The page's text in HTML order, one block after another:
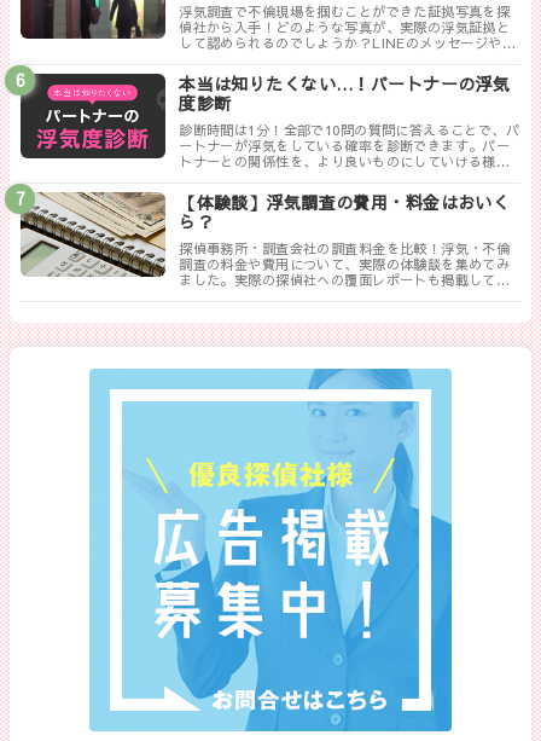
浮気調査で不倫現場を掴むことができた証拠写真を探
偵社から入手！どのような写真が、実際の浮気証拠と
して認められるのでしょうか？LINEのメッセージやり
写真について解説します。
本当は知りたくない…！パートナーの浮気
度診断
診断時間は1分！全部で10問の質問に答えることで、パ
ートナーが浮気をしている確率を診断できます。パー
トナーとの関係性を、より良いものにしていける様に
【体験談】浮気調査の費用・料金はおいく
ら？
探偵事務所・調査会社の調査料金を比較！浮気・不倫
調査の料金や費用について、実際の体験談を集めてみ
ました。実際の探偵社への覆面レポートも掲載してい